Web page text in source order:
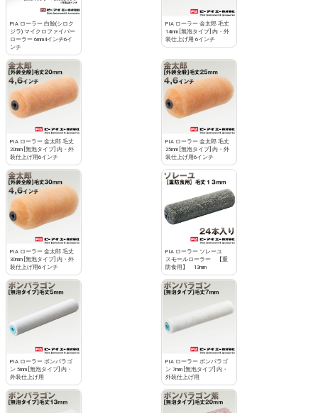
PIA ローラー 白鯨(シロク
ジラ) マイクロファイバー
ローラー 6mm4インチ6イ
ンチ
PIA ローラー 金太郎 毛丈
14mm [無泡タイプ] 内・外
装仕上げ用 6インチ
PIA ローラー 金太郎 毛丈
20mm [無泡タイプ] 内・外
装仕上げ用6インチ
PIA ローラー 金太郎 毛丈
25mm [無泡タイプ] 内・外
装仕上げ用6インチ
PIA ローラー 金太郎 毛丈
30mm [無泡タイプ] 内・外
装仕上げ用6インチ
PIA ローラー ソレーユ
スモールローラー 【重
防食用】 13mm
PIA ローラー ボンパラゴ
ン 5mm [無泡タイプ] 内・
外装仕上げ用
PIA ローラー ボンパラゴ
ン 7mm [無泡タイプ] 内・
外装仕上げ用